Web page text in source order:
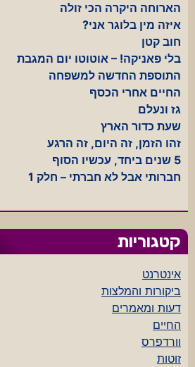
הארוחה היקרה הכי זולה
איזה מין בלוגר אני?
חוב קטן
בלי פאניקה! – אוטוטו יום המגבת
התוספת החדשה למשפחה
החיים אחרי הכסף
גז ונעלם
שעת כדור הארץ
זהו הזמן, זה היום, זה הרגע
5 שנים ביחד, עכשיו הסוף
חברותי אבל לא חברתי – חלק 1
קטגוריות
אינטרנט
ביקורות והמלצות
דעות ומאמרים
החיים
וורדפרס
זוטות